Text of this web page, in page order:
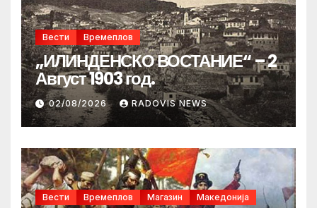
Вести Времеплов
„ИЛИНДЕНСКО ВОСТАНИЕ“ – 2
Август 1903 год.
02/08/2026 RADOVIS NEWS
Вести Времеплов Магазин Македонија